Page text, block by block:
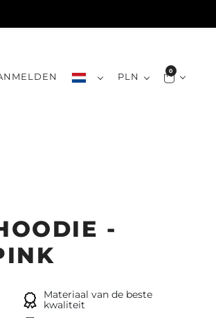
PLN 0
-
Materiaal van de beste
kwaliteit